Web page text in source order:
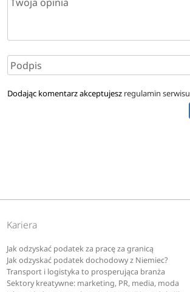
Dodając komentarz akceptujesz regulamin serwisu
Kariera
Jak odzyskać podatek za pracę za granicą
Jak odzyskać podatek dochodowy z Niemiec?
Transport i logistyka to prosperująca branża
Sektory kreatywne: marketing, PR, media, moda